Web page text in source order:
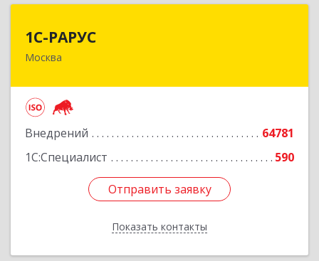
1С-РАРУС
Москва
Внедрений
64781
1С:Специалист
590
Отправить заявку
Показать контакты
127434, Москва г, Дмитровское ш, дом № 9Б
Отправить заявку
Назад